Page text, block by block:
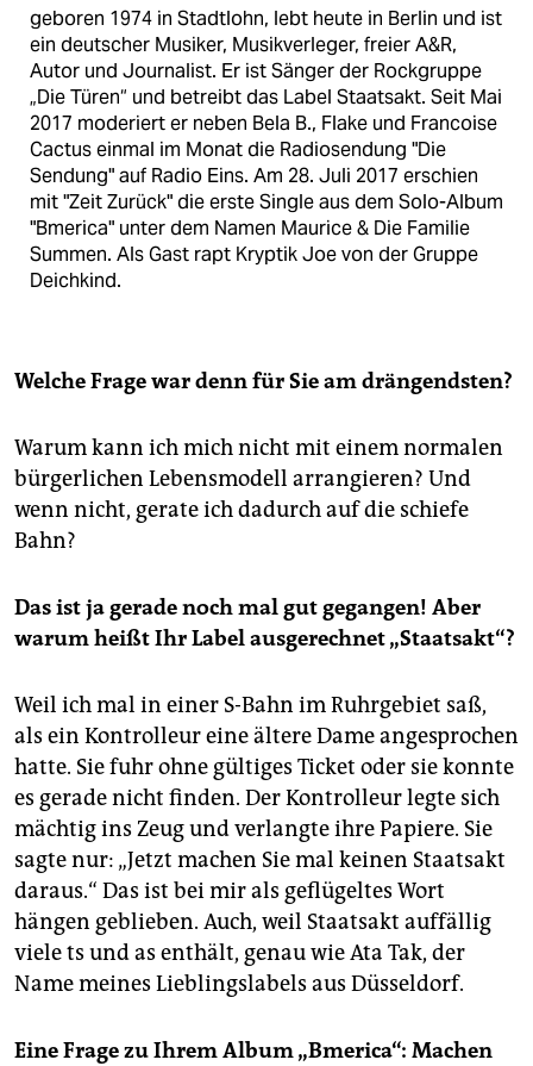
geboren 1974 in Stadtlohn, lebt heute in Berlin und ist
ein deutscher Musiker, Musikverleger, freier A&R,
Autor und Journalist. Er ist Sänger der Rockgruppe
„Die Türen“ und betreibt das Label Staatsakt. Seit Mai
2017 moderiert er neben Bela B., Flake und Francoise
Cactus einmal im Monat die Radiosendung "Die
Sendung" auf Radio Eins. Am 28. Juli 2017 erschien
mit "Zeit Zurück" die erste Single aus dem Solo-Album
"Bmerica" unter dem Namen Maurice & Die Familie
Summen. Als Gast rapt Kryptik Joe von der Gruppe
Deichkind.
Welche Frage war denn für Sie am drängendsten?
Warum kann ich mich nicht mit einem normalen
bürgerlichen Lebensmodell arrangieren? Und
wenn nicht, gerate ich dadurch auf die schiefe
Bahn?
Das ist ja gerade noch mal gut gegangen! Aber
warum heißt Ihr Label ausgerechnet „Staatsakt“?
Weil ich mal in einer S-Bahn im Ruhrgebiet saß,
als ein Kontrolleur eine ältere Dame angesprochen
hatte. Sie fuhr ohne gültiges Ticket oder sie konnte
es gerade nicht finden. Der Kontrolleur legte sich
mächtig ins Zeug und verlangte ihre Papiere. Sie
sagte nur: „Jetzt machen Sie mal keinen Staatsakt
daraus.“ Das ist bei mir als geflügeltes Wort
hängen geblieben. Auch, weil Staatsakt auffällig
viele ts und as enthält, genau wie Ata Tak, der
Name meines Lieblingslabels aus Düsseldorf.
Eine Frage zu Ihrem Album „Bmerica“: Machen